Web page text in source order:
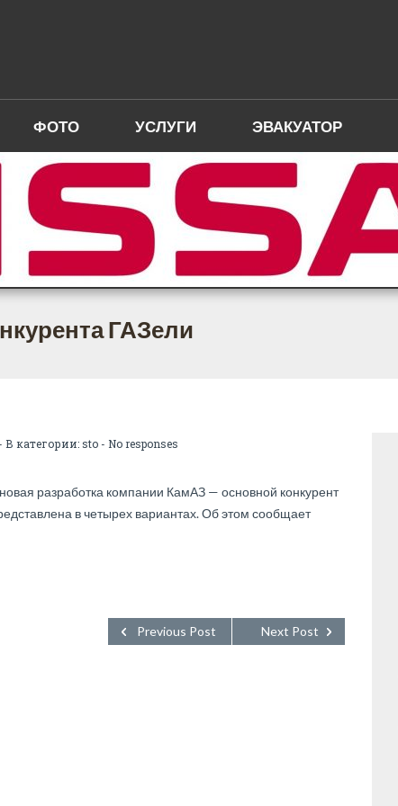
ФОТО УСЛУГИ ЭВАКУАТОР
ГАЗели
- В категории:sto - No responses
разработка компании КамАЗ — основной конкурент
в четырех вариантах. Об этом сообщает
Next Post
Previous Post